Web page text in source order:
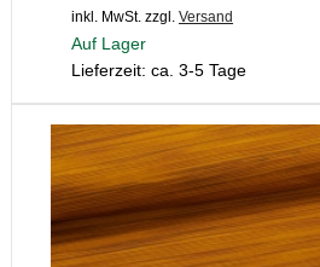
inkl. MwSt. zzgl. Versand
Auf Lager
Lieferzeit: ca. 3-5 Tage